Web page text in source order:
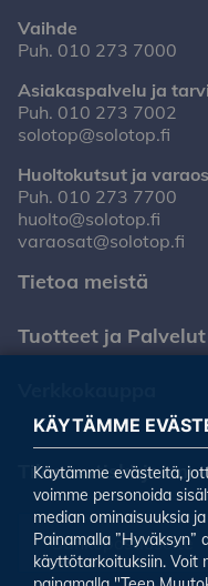
Vaihde
Puh. 010 273 7000
Asiakaspalvelu ja
Puh. 010 273 7002
solotop@solotop.fi
Huoltokutsut ja
Puh. 010 273 7700
huolto@solotop.fi
varaosat@solotop.fi
Tietoa meistä
Tuotteet ja Palvelut
Tilaa
KÄYTÄMME
Käytämme evästeitä,
voimme personoida
median ominaisuuksia
Painamalla
käyttötarkoituksiin. Voit